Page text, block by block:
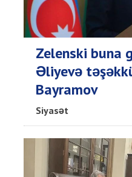
Zelenski buna
Əliyevə
Bayramov
Siyasət